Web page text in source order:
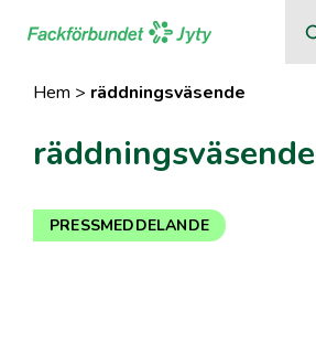
Hem > räddningsväsende
räddningsväsende
PRESSMEDDELANDE